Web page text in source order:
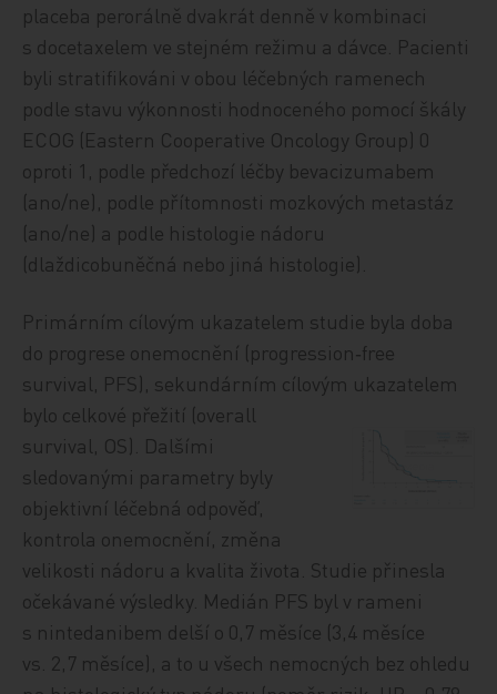
placeba perorálně dvakrát denně v kombinaci
s docetaxelem ve stejném režimu a dávce. Pacienti
byli stratifikováni v obou léčebných ramenech
podle stavu výkonnosti hodnoceného pomocí škály
ECOG (Eastern Cooperative Oncology Group) 0
oproti 1, podle předchozí léčby bevacizumabem
(ano/ne), podle přítomnosti mozkových metastáz
(ano/ne) a podle histologie nádoru
(dlaždicobuněčná nebo jiná histologie).
Primárním cílovým ukazatelem studie byla doba
do progrese onemocnění (progression‑free
survival, PFS), sekundárním cílovým ukazatelem
bylo celkové přežití (overall
survival, OS). Dalšími
sledovanými parametry byly
objektivní léčebná odpověď,
kontrola onemocnění, změna
velikosti nádoru a kvalita života. Studie přinesla
očekávané výsledky. Medián PFS byl v rameni
s nintedanibem delší o 0,7 měsíce (3,4 měsíce
vs. 2,7 měsíce), a to u všech nemocných bez ohledu